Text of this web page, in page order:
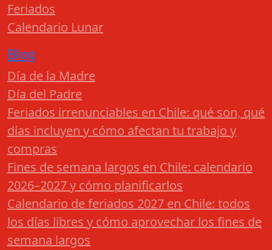
Feriados
Calendario Lunar
Blog
Día de la Madre
Día del Padre
Feriados irrenunciables en Chile: qué son, qué
días incluyen y cómo afectan tu trabajo y
compras
Fines de semana largos en Chile: calendario
2026–2027 y cómo planificarlos
Calendario de feriados 2027 en Chile: todos
los días libres y cómo aprovechar los fines de
semana largos